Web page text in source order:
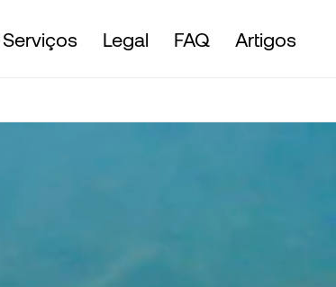
Serviços Legal FAQ Artigos